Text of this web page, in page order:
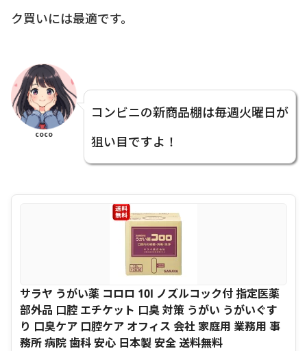
ク買いには最適です。
coco
コンビニの新商品棚は毎週火曜日が
狙い目ですよ！
サラヤ うがい薬 コロロ 10l ノズルコック付 指定医薬
部外品 口腔 エチケット 口臭 対策 うがい うがいぐす
り 口臭ケア 口腔ケア オフィス 会社 家庭用 業務用 事
務所 病院 歯科 安心 日本製 安全 送料無料